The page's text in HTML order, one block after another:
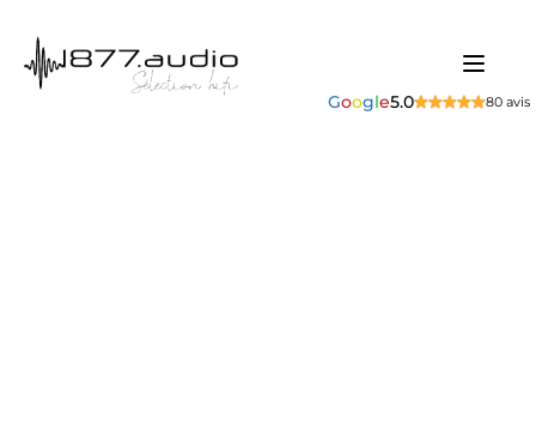
Google5.0 80 avis